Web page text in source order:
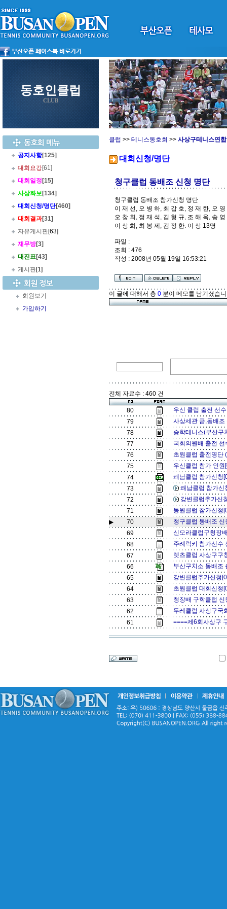
동호인클럽
CLUB
공지사항[125]
대회요강[61]
대회일정 [15]
사상화보[134]
대회신청/명단[460]
대회결과[31]
자유게시판[63]
재무방[3]
대진표[43]
게시판[1]
회원보기
가입하기
클럽 >> 테니스동호회 >> 사상구테니스연
대회신청/명단
청구클럽 동배조 신청 명단
청구클럽 동배조 참가신청 명단
이 재 선, 오 병 하, 최 갑 호, 정 재 한, 오 영
오 창 희, 정 재 석, 김 형 규, 조 해 옥, 송 영
이 상 화, 최 봉 제, 김 정 한. 이 상 13명
파일 :
조회 : 476
작성 : 2008년 05월 19일 16:53:21
이 글에 대해서 총 0 분이 메모를 남기셨습
전체 자료수 : 460 건
80
우신 클럽 출전 선
79
사상세관 금,동배
78
승학테니스(부산
77
국회의원배 출전
76
초원클럽 출전명
75
우신클럽 참가 인
74
쾌남클럽 참가신
73
쾌남클럽 참가
72
강변클럽추가신
71
동원클럽 참가신
▶
70
청구클럽 동배조 신
69
신모라클럽구청장
68
주례럭키 참가선
67
렛츠클럽 사상구
66
부산구치소 동배
65
강변클럽추가신청
64
초원클럽 대회신
63
청장배 구학클럽
62
두레클럽 사상구국
61
====제6회사상구